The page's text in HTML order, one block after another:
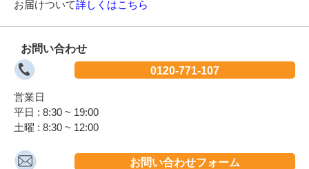
お届けついて詳しくはこちら
お問い合わせ
0120-771-107
営業日
平日 : 8:30 ~ 19:00
土曜 : 8:30 ~ 12:00
お問い合わせフォーム